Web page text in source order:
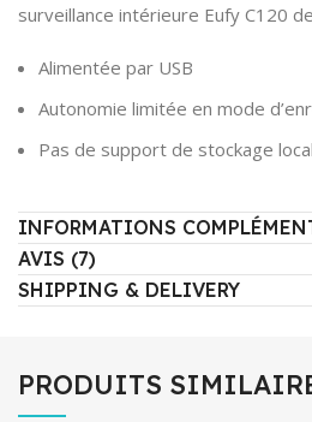
surveillance intérieure Eufy C120
Alimentée par USB
Autonomie limitée en mode
Pas de support de stockage local
INFORMATIONS
AVIS (7)
SHIPPING & DELIVERY
PRODUITS